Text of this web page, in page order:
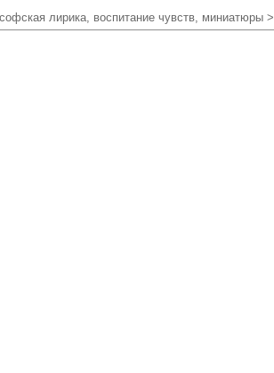
лирика, воспитание чувств, миниатюры >